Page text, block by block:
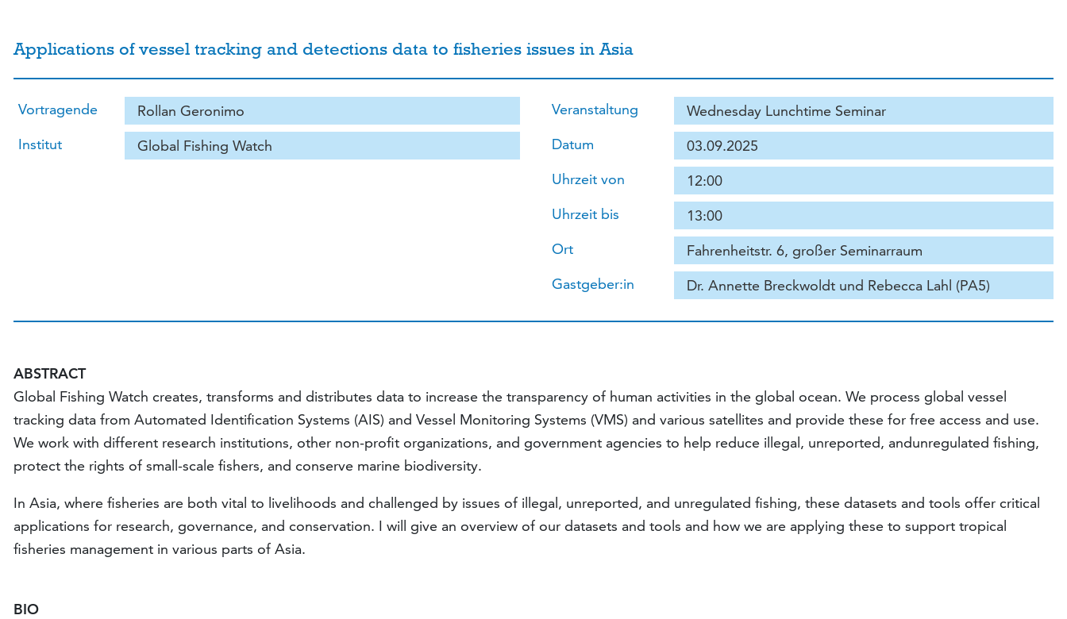
Applications of vessel tracking and detections data to fisheries issues in Asia
Vortragende
Rollan Geronimo
Institut
Global Fishing Watch
Veranstaltung
Wednesday Lunchtime Seminar
Datum
03.09.2025
Uhrzeit von
12:00
Uhrzeit bis
13:00
Ort
Fahrenheitstr. 6, großer Seminarraum
Gastgeber:in
Dr. Annette Breckwoldt und Rebecca Lahl (PA5)
ABSTRACT
Global Fishing Watch creates, transforms and distributes data to increase the transparency of human activities in the global ocean. We process global vessel
tracking data from Automated Identification Systems (AIS) and Vessel Monitoring Systems (VMS) and various satellites and provide these for free access and use.
We work with different research institutions, other non-profit organizations, and government agencies to help reduce illegal, unreported, andunregulated fishing,
protect the rights of small-scale fishers, and conserve marine biodiversity.
In Asia, where fisheries are both vital to livelihoods and challenged by issues of illegal, unreported, and unregulated fishing, these datasets and tools offer critical
applications for research, governance, and conservation. I will give an overview of our datasets and tools and how we are applying these to support tropical
fisheries management in various parts of Asia.
BIO